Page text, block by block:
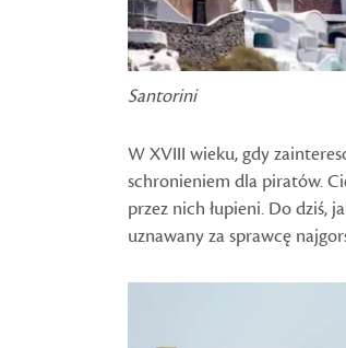
Santorini
W XVIII wieku, gdy
schronieniem dla piratów.
przez nich łupieni. Do dziś,
uznawany za sprawcę